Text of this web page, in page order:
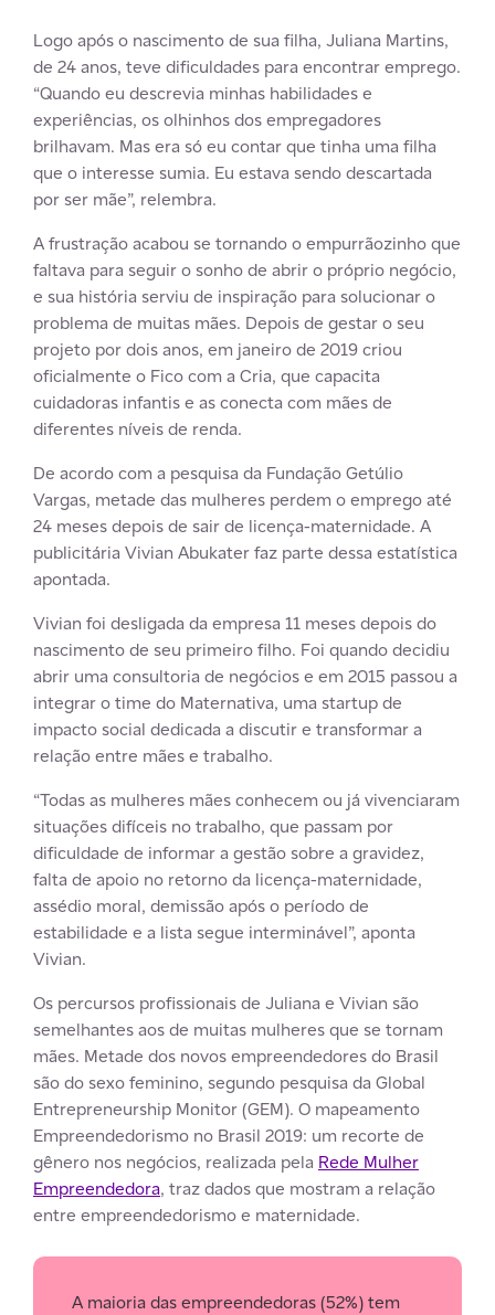
Logo após o nascimento de sua filha, Juliana Martins,
de 24 anos, teve dificuldades para encontrar emprego.
“Quando eu descrevia minhas habilidades e
experiências, os olhinhos dos empregadores
brilhavam. Mas era só eu contar que tinha uma filha
que o interesse sumia. Eu estava sendo descartada
por ser mãe”, relembra.
A frustração acabou se tornando o empurrãozinho que
faltava para seguir o sonho de abrir o próprio negócio,
e sua história serviu de inspiração para solucionar o
problema de muitas mães. Depois de gestar o seu
projeto por dois anos, em janeiro de 2019 criou
oficialmente o Fico com a Cria, que capacita
cuidadoras infantis e as conecta com mães de
diferentes níveis de renda.
De acordo com a pesquisa da Fundação Getúlio
Vargas, metade das mulheres perdem o emprego até
24 meses depois de sair de licença-maternidade. A
publicitária Vivian Abukater faz parte dessa estatística
apontada.
Vivian foi desligada da empresa 11 meses depois do
nascimento de seu primeiro filho. Foi quando decidiu
abrir uma consultoria de negócios e em 2015 passou a
integrar o time do Maternativa, uma startup de
impacto social dedicada a discutir e transformar a
relação entre mães e trabalho.
“Todas as mulheres mães conhecem ou já vivenciaram
situações difíceis no trabalho, que passam por
dificuldade de informar a gestão sobre a gravidez,
falta de apoio no retorno da licença-maternidade,
assédio moral, demissão após o período de
estabilidade e a lista segue interminável”, aponta
Vivian.
Os percursos profissionais de Juliana e Vivian são
semelhantes aos de muitas mulheres que se tornam
mães. Metade dos novos empreendedores do Brasil
são do sexo feminino, segundo pesquisa da Global
Entrepreneurship Monitor (GEM). O mapeamento
Empreendedorismo no Brasil 2019: um recorte de
gênero nos negócios, realizada pela Rede Mulher
Empreendedora, traz dados que mostram a relação
entre empreendedorismo e maternidade.
A maioria das empreendedoras (52%) tem